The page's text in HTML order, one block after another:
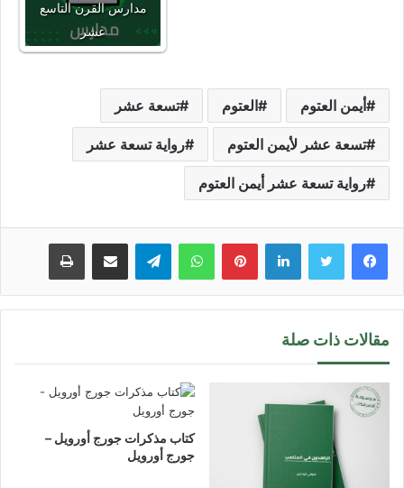
مدارس القرن التاسع
عشر
أيمن العتوم العتوم تسعة عشر
تسعة عشر لأيمن العتوم رواية تسعة عشر
رواية تسعة عشر أيمن العتوم
لينكدإن بينتيريستواتساب تيلقرام مشاركة عبر البريد طباعة
مقالات ذات صلة
كتاب مذكرات جورج أورويل –
جورج أورويل